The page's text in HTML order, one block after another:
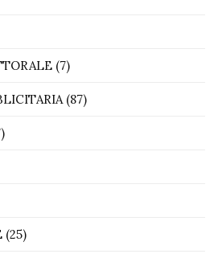
(7)
(87)
(25)